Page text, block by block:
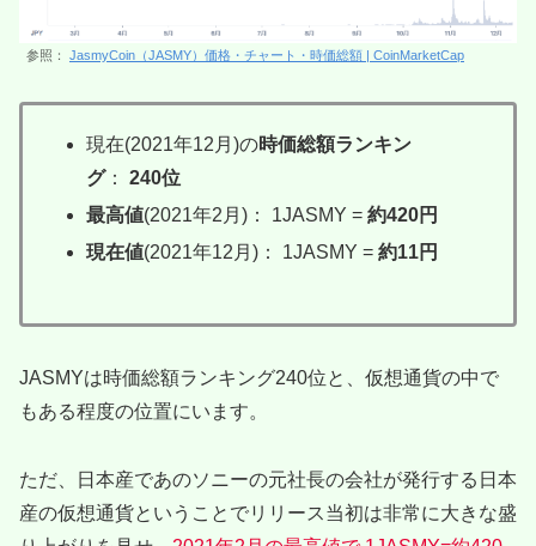
参照： JasmyCoin（JASMY）価格・チャート・時価総額 | CoinMarketCap
現在(2021年12月)の時価総額ランキン
グ：240位
最高値(2021年2月)： 1JASMY =約420円
現在値(2021年12月)： 1JASMY =約11円
JASMYは時価総額ランキング240位と、仮想通貨の中で
もある程度の位置にいます。
ただ、日本産であのソニーの元社長の会社が発行する日本
産の仮想通貨ということでリリース当初は非常に大きな盛